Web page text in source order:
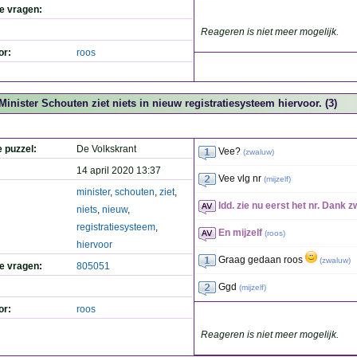
vragen:
roos
Reageren is niet meer mogelijk.
Schouten ziet niets in nieuw registratiesysteem hiervoor. (3)
puzzel:
De Volkskrant
14 april 2020 13:37
minister, schouten, ziet,
niets, nieuw,
registratiesysteem,
hiervoor
vragen:
805051
roos
Vee? (zwaluw)
Vee vlg nr (mijzelf)
Idd. zie nu eerst het nr. Dank
En mijzelf (roos)
Graag gedaan roos (zwaluw)
Ggd (mijzelf)
Reageren is niet meer mogelijk.